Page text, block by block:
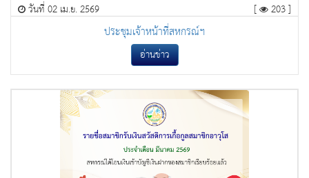
วันที่ 02 เม.ย. 2569 [ 203 ]
ประชุมเจ้าหน้าที่สหกรณ์ฯ
อ่านข่าว